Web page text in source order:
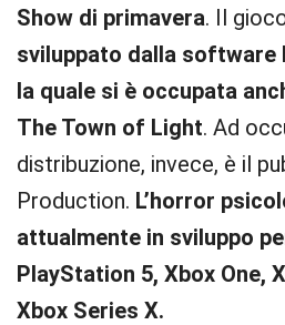
Show di primavera. Il
sviluppato dalla software
la quale si è occupata
The Town of Light. Ad
distribuzione, invece, è il
Production. L’horror
attualmente in sviluppo
PlayStation 5, Xbox One,
Xbox Series X.